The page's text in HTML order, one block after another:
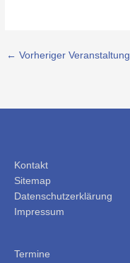
← Vorheriger Veranstaltung
Kontakt
Sitemap
Datenschutzerklärung
Impressum
Termine